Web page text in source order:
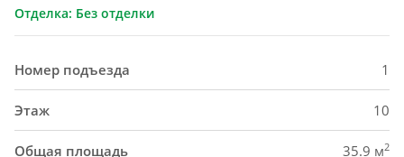
Отделка: Без отделки
Номер подъезда 1
Этаж 10
Общая площадь 35.9 м2